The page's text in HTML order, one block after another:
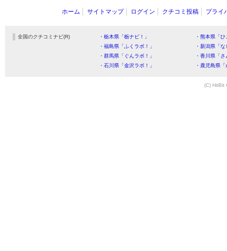
ホーム サイトマップ ログイン クチコミ投稿 プライ
全国のクチコミナビ(R) ・栃木県「栃ナビ！」
・熊本県「
・福島県「ふくラボ！」
・新潟県「
・群馬県「ぐんラボ！」
・香川県「
・石川県「金沢ラボ！」
・鹿児島県
(C) HitBit